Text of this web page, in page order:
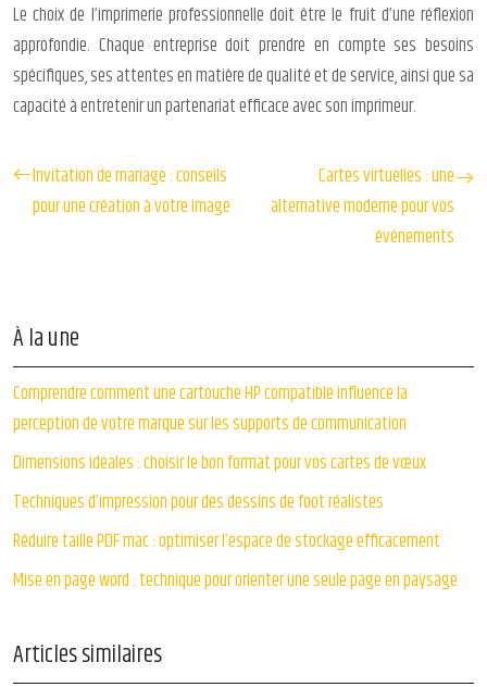
Le choix de l’imprimerie professionnelle doit être le fruit d’une réflexion
approfondie. Chaque entreprise doit prendre en compte ses besoins
spécifiques, ses attentes en matière de qualité et de service, ainsi que sa
capacité à entretenir un partenariat efficace avec son imprimeur.
Invitation de mariage : conseils
pour une création à votre image
Cartes virtuelles : une
alternative moderne pour vos
événements
À la une
Comprendre comment une cartouche HP compatible influence la
perception de votre marque sur les supports de communication
Dimensions idéales : choisir le bon format pour vos cartes de vœux
Techniques d’impression pour des dessins de foot réalistes
Réduire taille PDF mac : optimiser l’espace de stockage efficacement
Mise en page word : technique pour orienter une seule page en paysage
Articles similaires